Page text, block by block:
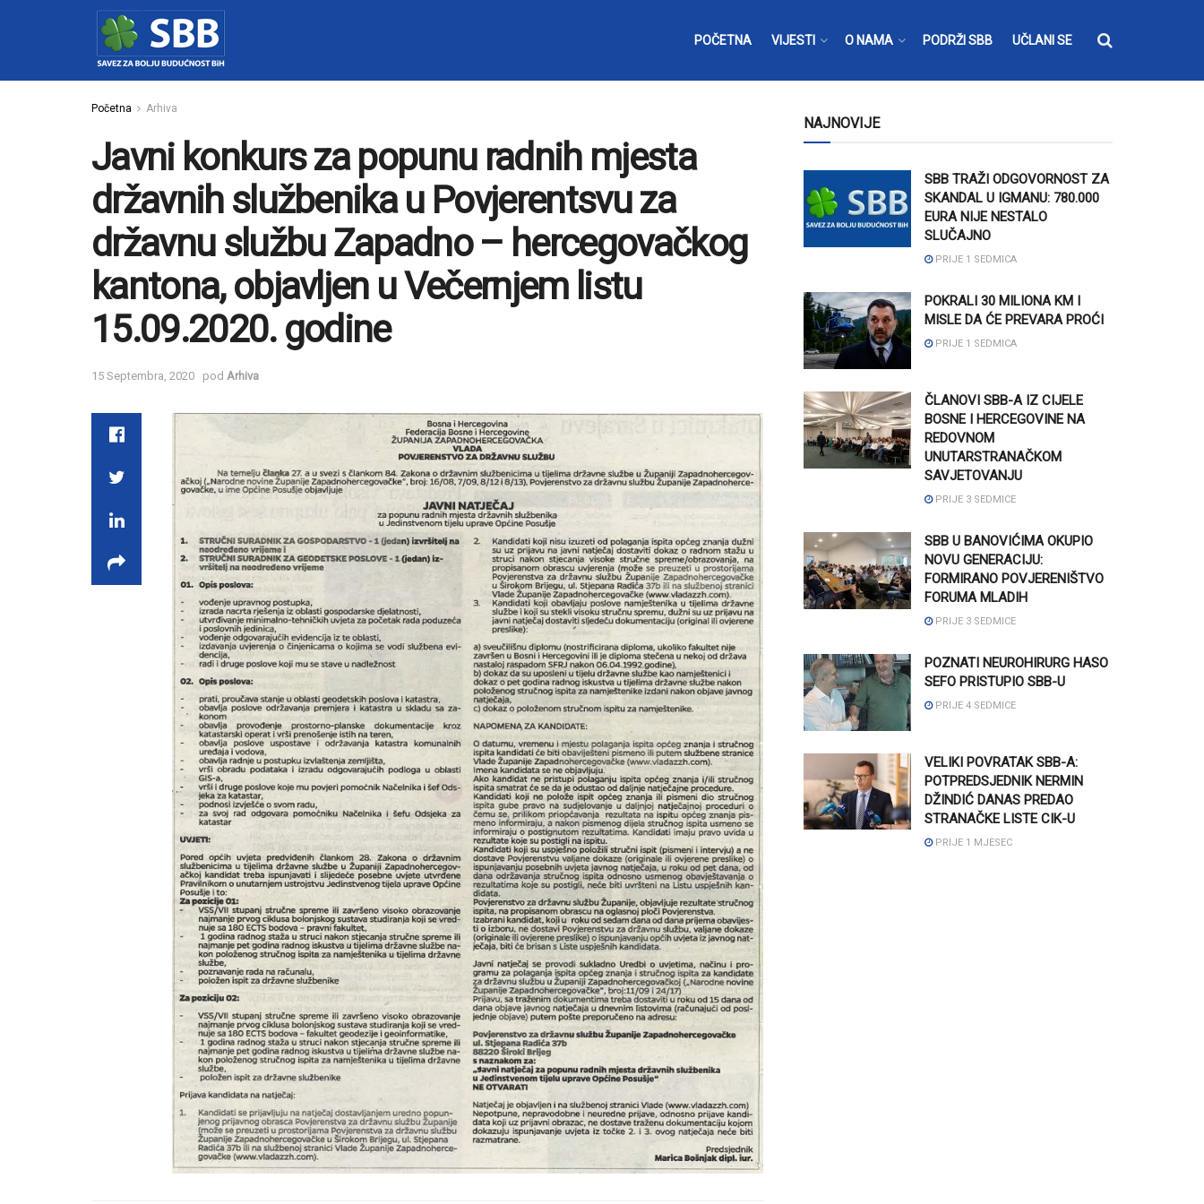
POČETNA VIJESTI O NAMA PODRŽI SBB UČLANI SE
Početna Arhiva
Javni konkurs za popunu radnih mjesta
državnih službenika u Povjerentsvu za
državnu službu Zapadno – hercegovačkog
kantona, objavljen u Večernjem listu
15.09.2020. godine
15 Septembra, 2020 pod Arhiva
NAJNOVIJE
SBB TRAŽI ODGOVORNOST ZA
SKANDAL U IGMANU: 780.000
EURA NIJE NESTALO
SLUČAJNO
PRIJE 1 SEDMICA
POKRALI 30 MILIONA KM I
MISLE DA ĆE PREVARA PROĆI
PRIJE 1 SEDMICA
ČLANOVI SBB-A IZ CIJELE
BOSNE I HERCEGOVINE NA
REDOVNOM
UNUTARSTRANAČKOM
SAVJETOVANJU
PRIJE 3 SEDMICE
SBB U BANOVIĆIMA OKUPIO
NOVU GENERACIJU:
FORMIRANO POVJERENIŠTVO
FORUMA MLADIH
PRIJE 3 SEDMICE
POZNATI NEUROHIRURG HASO
SEFO PRISTUPIO SBB-U
PRIJE 4 SEDMICE
VELIKI POVRATAK SBB-A:
POTPREDSJEDNIK NERMIN
DŽINDIĆ DANAS PREDAO
STRANAČKE LISTE CIK-U
PRIJE 1 MJESEC